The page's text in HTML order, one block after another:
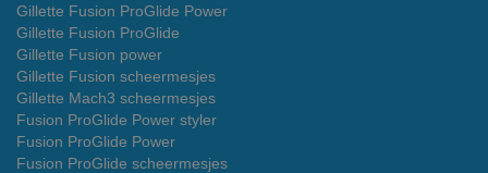
Gillette Fusion ProGlide Power
Gillette Fusion ProGlide
Gillette Fusion power
Gillette Fusion scheermesjes
Gillette Mach3 scheermesjes
Fusion ProGlide Power styler
Fusion ProGlide Power
Fusion ProGlide scheermesjes